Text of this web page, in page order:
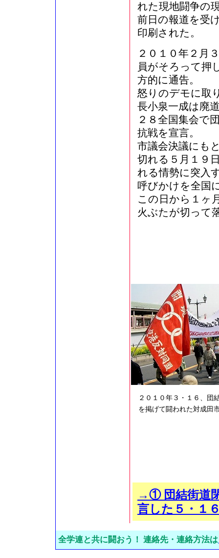
れた現地闘争の
前日の報道を受
印刷された。
２０１０年２月
員がそろって押
方的に通告。
怒りのデモに取
長小泉一成は廃
２８全国集会で
抗戦を宣言。
市議会決議にも
切れる５月１９
れる情勢に突入
呼びかけを全国
この日から１ヶ
火ぶたが切って
２０１０年３・１６、団
を掲げて闘われた対成田
→① 団結街道
言した５・１
全学連と共に闘おう！ 連絡先・連絡方法は